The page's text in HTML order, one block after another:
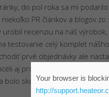
do pol roka sa mi
PR článkov a blogov
urobil recenziu na náš
testovanie celý komplet
prvé objednávky ale
aj profesionálnu montáž, v
bolo skoro nemožné.
Your browser is
http://